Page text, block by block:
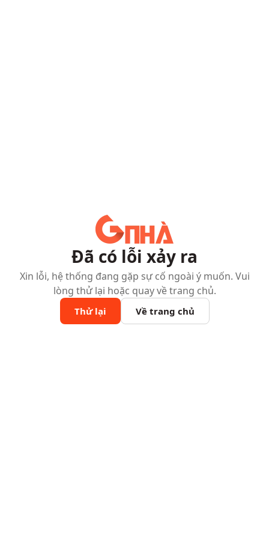
Đã có lỗi xảy ra
Xin lỗi, hệ thống đang gặp sự cố ngoài ý muốn. Vui
lòng thử lại hoặc quay về trang chủ.
Thử lại Về trang chủ